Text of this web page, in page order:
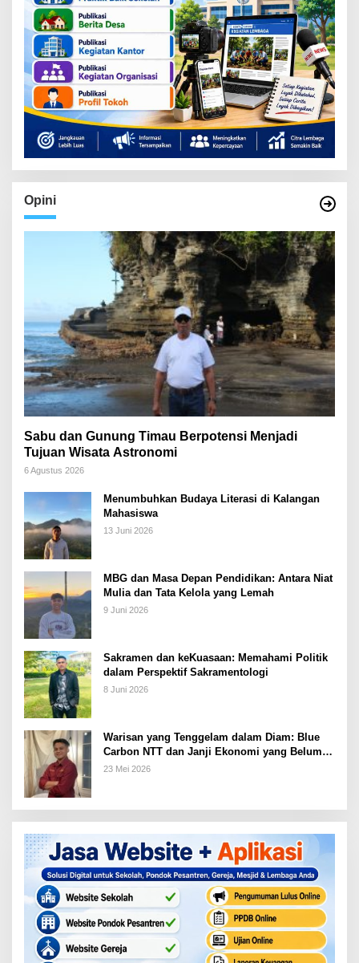
Opini
Sabu dan Gunung Timau Berpotensi Menjadi
Tujuan Wisata Astronomi
6 Agustus 2026
Menumbuhkan Budaya Literasi di Kalangan
Mahasiswa
13 Juni 2026
MBG dan Masa Depan Pendidikan: Antara Niat
Mulia dan Tata Kelola yang Lemah
9 Juni 2026
Sakramen dan keKuasaan: Memahami Politik
dalam Perspektif Sakramentologi
8 Juni 2026
Warisan yang Tenggelam dalam Diam: Blue
Carbon NTT dan Janji Ekonomi yang Belum
Ditunaikan
23 Mei 2026